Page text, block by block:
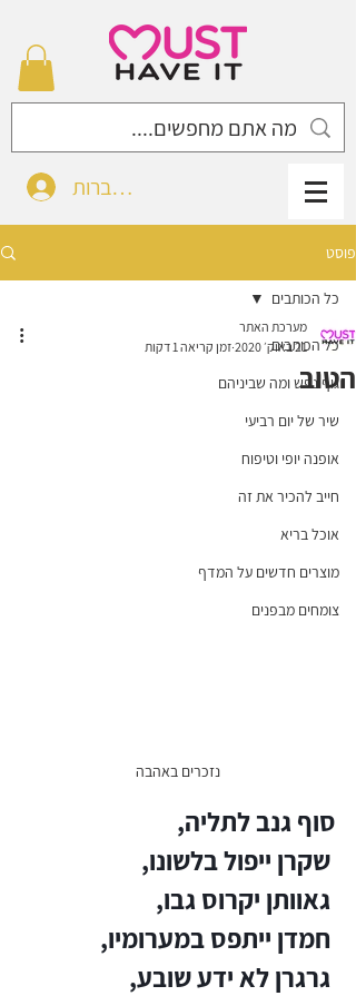
להתחברות
פוסט
כל הכותבים
גוף נפש ומה שביניהם
שיר של יום רביעי
אופנה יופי וטיפוח
חייב להכיר את זה
אוכל בריא
מוצרים חדשים על המדף
צומחים מבפנים
כל הכותבים
הטוב
מערכת האתר
21 באוק׳ 2020
זמן קריאה 1 דקות
נזכרים באהבה
סוף גנב לתליה,
שקרן ייפול בלשונו,
גאוותן יקרוס גבו,
חמדן ייתפס במערומיו,
גרגרן לא ידע שובע,